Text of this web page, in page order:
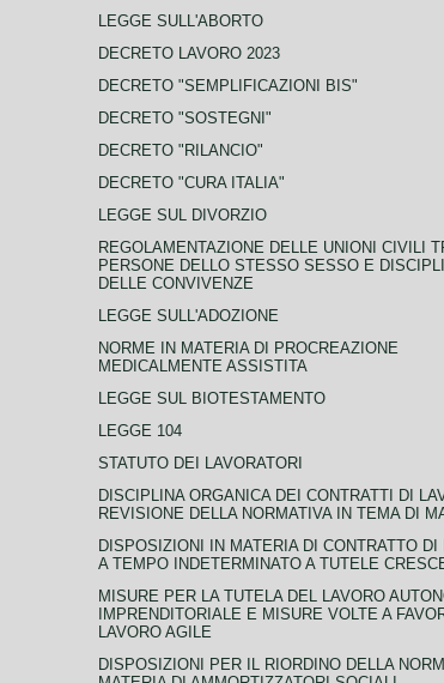
LEGGE SULL'ABORTO
DECRETO LAVORO 2023
DECRETO "SEMPLIFICAZIONI BIS"
DECRETO "SOSTEGNI"
DECRETO "RILANCIO"
DECRETO "CURA ITALIA"
LEGGE SUL DIVORZIO
REGOLAMENTAZIONE DELLE UNIONI CIVILI
PERSONE DELLO STESSO SESSO E
DELLE CONVIVENZE
LEGGE SULL'ADOZIONE
NORME IN MATERIA DI PROCREAZIONE
MEDICALMENTE ASSISTITA
LEGGE SUL BIOTESTAMENTO
LEGGE 104
STATUTO DEI LAVORATORI
DISCIPLINA ORGANICA DEI CONTRATTI DI
REVISIONE DELLA NORMATIVA IN TEMA DI
DISPOSIZIONI IN MATERIA DI CONTRATTO DI
A TEMPO INDETERMINATO A TUTELE
MISURE PER LA TUTELA DEL LAVORO
IMPRENDITORIALE E MISURE VOLTE A
LAVORO AGILE
DISPOSIZIONI PER IL RIORDINO DELLA